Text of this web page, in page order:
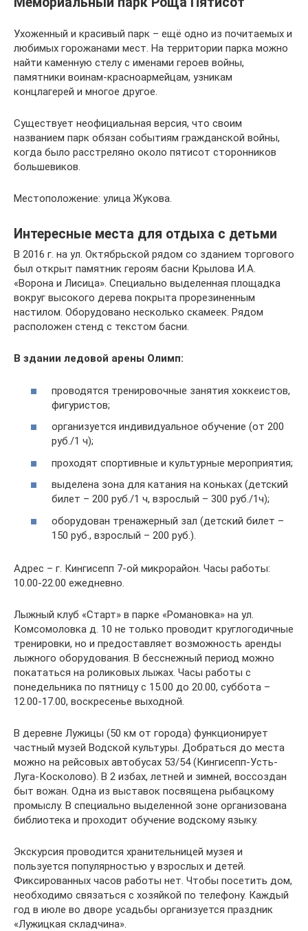
Ухоженный и красивый парк – ещё одно из почитаемых и
любимых горожанами мест. На территории парка можно
найти каменную стелу с именами героев войны,
памятники воинам-красноармейцам, узникам
концлагерей и многое другое.
Существует неофициальная версия, что своим
названием парк обязан событиям гражданской войны,
когда было расстреляно около пятисот сторонников
большевиков.
Местоположение: улица Жукова.
Интересные места для отдыха с детьми
В 2016 г. на ул. Октябрьской рядом со зданием торгового
был открыт памятник героям басни Крылова И.А.
«Ворона и Лисица». Специально выделенная площадка
вокруг высокого дерева покрыта прорезиненным
настилом. Оборудовано несколько скамеек. Рядом
расположен стенд с текстом басни.
В здании ледовой арены Олимп:
проводятся тренировочные занятия хоккеистов,
фигуристов;
организуется индивидуальное обучение (от 200
руб./1 ч);
проходят спортивные и культурные мероприятия;
выделена зона для катания на коньках (детский
билет – 200 руб./1 ч, взрослый – 300 руб./1ч);
оборудован тренажерный зал (детский билет –
150 руб., взрослый – 200 руб.).
Адрес – г. Кингисепп 7-ой микрорайон. Часы работы:
10.00-22.00 ежедневно.
Лыжный клуб «Старт» в парке «Романовка» на ул.
Комсомоловка д. 10 не только проводит круглогодичные
тренировки, но и предоставляет возможность аренды
лыжного оборудования. В бесснежный период можно
покататься на роликовых лыжах. Часы работы с
понедельника по пятницу с 15.00 до 20.00, суббота –
12.00-17.00, воскресенье выходной.
В деревне Лужицы (50 км от города) функционирует
частный музей Водской культуры. Добраться до места
можно на рейсовых автобусах 53/54 (Кингисепп-Усть-
Луга-Косколово). В 2 избах, летней и зимней, воссоздан
быт вожан. Одна из выставок посвящена рыбацкому
промыслу. В специально выделенной зоне организована
библиотека и проходит обучение водскому языку.
Экскурсия проводится хранительницей музея и
пользуется популярностью у взрослых и детей.
Фиксированных часов работы нет. Чтобы посетить дом,
необходимо связаться с хозяйкой по телефону. Каждый
год в июле во дворе усадьбы организуется праздник
«Лужицкая складчина».